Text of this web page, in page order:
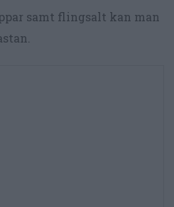
samt flingsalt kan man